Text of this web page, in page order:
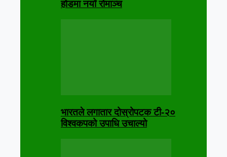
होडमा नयाँ रोमाञ्च
भारतले लगातार दोस्रोपटक टी-२०
विश्वकपको उपाधि उचाल्यो